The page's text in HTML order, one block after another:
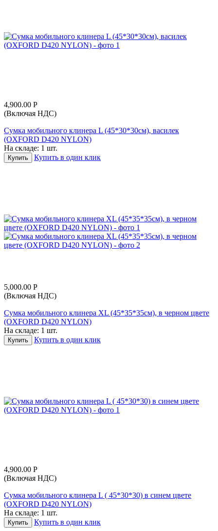
4,900.00 Р
(Включая НДС)
Сумка мобильного клинера L (45*30*30см), василек
(OXFORD D420 NYLON)
На складе: 1 шт.
Купить Купить в один клик
5,000.00 Р
(Включая НДС)
Сумка мобильного клинера XL (45*35*35см), в черном цвете
(OXFORD D420 NYLON)
На складе: 1 шт.
Купить Купить в один клик
4,900.00 Р
(Включая НДС)
Сумка мобильного клинера L ( 45*30*30) в синем цвете
(OXFORD D420 NYLON)
На складе: 1 шт.
Купить Купить в один клик